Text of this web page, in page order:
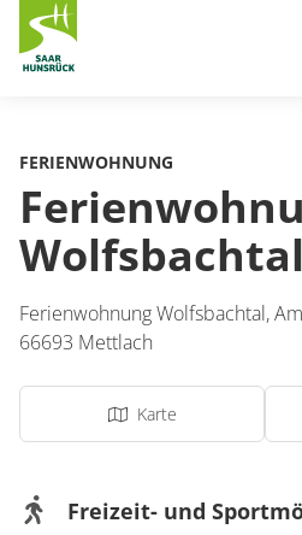
FERIENWOHNUNG
Wolfsbachtal
Ferienwohnung Wolfsbachtal,
66693 Mettlach
Karte
Freizeit- und